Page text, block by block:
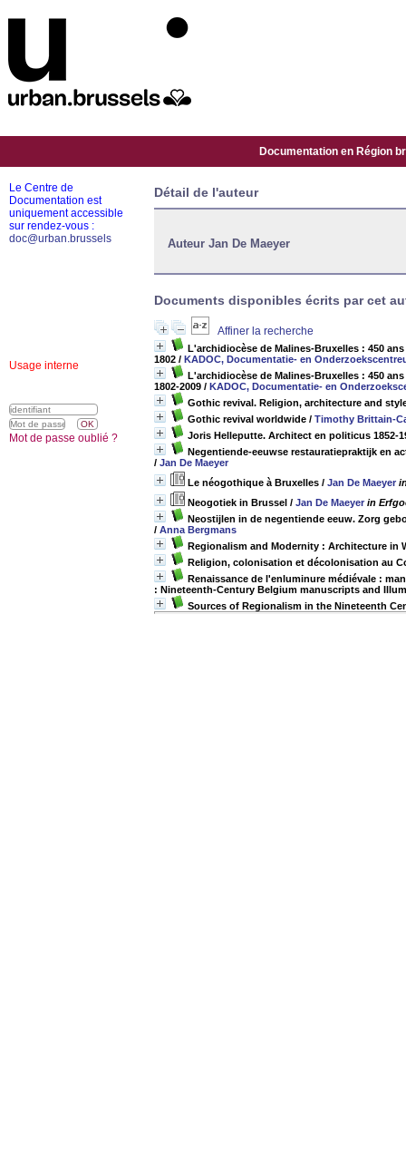
Documentation en Région
Détail de l'auteur
Auteur Jan De Maeyer
Documents disponibles écrits par cet
Affiner la recherche
L'archidiocèse de Malines-Bruxelles : 450
1802 / KADOC, Documentatie- en
L'archidiocèse de Malines-Bruxelles : 450
1802-2009 / KADOC, Documentatie- en
Gothic revival. Religion, architecture and
Gothic revival worldwide / Timothy Brittain-
Joris Helleputte. Architect en politicus 1852-
Negentiende-eeuwse restauratiepraktijk en
/ Jan De Maeyer
Le néogothique à Bruxelles / Jan De Maeyer
Neogotiek in Brussel / Jan De Maeyer in
Neostijlen in de negentiende eeuw. Zorg
/ Anna Bergmans
Regionalism and Modernity : Architecture in
Religion, colonisation et décolonisation au
Renaissance de l'enluminure médiévale :
: Nineteenth-Century Belgium manuscripts and
Sources of Regionalism in the Nineteenth
Le Centre de
Documentation est
uniquement accessible
sur rendez-vous :
doc@urban.brussels
Usage interne
Mot de passe oublié ?